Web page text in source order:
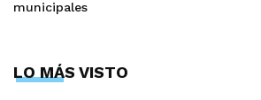
municipales
LO MÁS VISTO